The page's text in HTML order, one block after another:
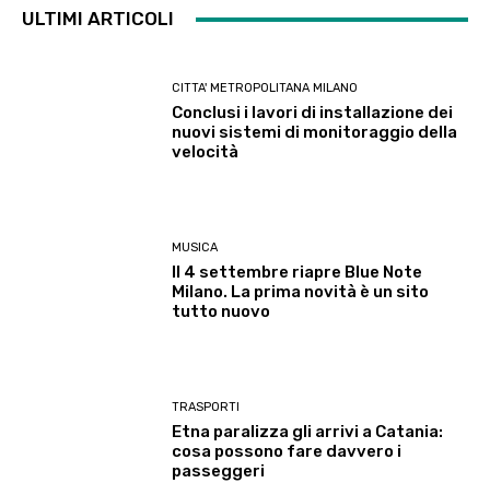
ULTIMI ARTICOLI
CITTA' METROPOLITANA MILANO
Conclusi i lavori di installazione dei
nuovi sistemi di monitoraggio della
velocità
MUSICA
Il 4 settembre riapre Blue Note
Milano. La prima novità è un sito
tutto nuovo
TRASPORTI
Etna paralizza gli arrivi a Catania:
cosa possono fare davvero i
passeggeri